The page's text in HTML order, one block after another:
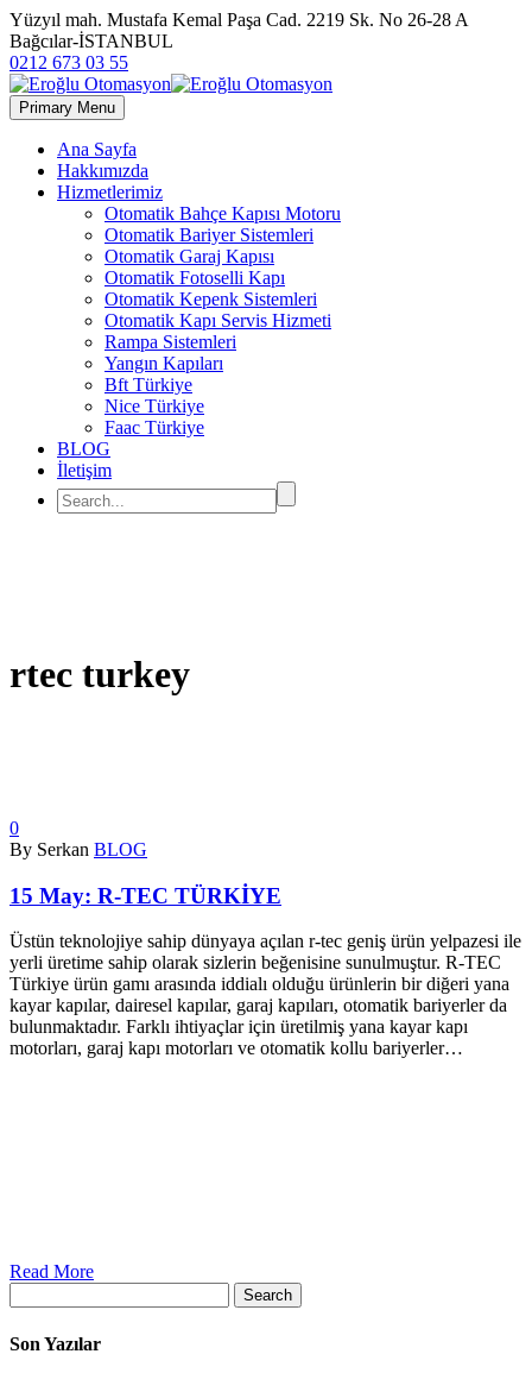
Yüzyıl mah. Mustafa Kemal Paşa Cad. 2219 Sk. No 26-28 A
Bağcılar-İSTANBUL
0212 673 03 55
Primary Menu
Ana Sayfa
Hakkımızda
Hizmetlerimiz
Otomatik Bahçe Kapısı Motoru
Otomatik Bariyer Sistemleri
Otomatik Garaj Kapısı
Otomatik Fotoselli Kapı
Otomatik Kepenk Sistemleri
Otomatik Kapı Servis Hizmeti
Rampa Sistemleri
Yangın Kapıları
Bft Türkiye
Nice Türkiye
Faac Türkiye
BLOG
İletişim
rtec turkey
0
By Serkan BLOG
15 May: R-TEC TÜRKİYE
Üstün teknolojiye sahip dünyaya açılan r-tec geniş ürün yelpazesi ile
yerli üretime sahip olarak sizlerin beğenisine sunulmuştur. R-TEC
Türkiye ürün gamı arasında iddialı olduğu ürünlerin bir diğeri yana
kayar kapılar, dairesel kapılar, garaj kapıları, otomatik bariyerler da
bulunmaktadır. Farklı ihtiyaçlar için üretilmiş yana kayar kapı
motorları, garaj kapı motorları ve otomatik kollu bariyerler…
Read More
Search
Son Yazılar